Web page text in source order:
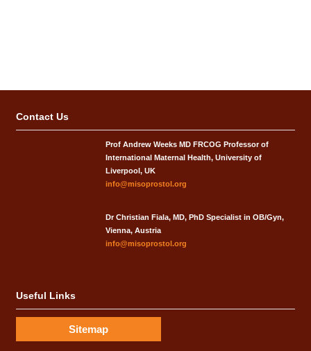
Contact Us
Prof Andrew Weeks MD FRCOG Professor of
International Maternal Health, University of
Liverpool, UK
info@misoprostol.org
Dr Christian Fiala, MD, PhD Specialist in OB/Gyn,
Vienna, Austria
info@misoprostol.org
Useful Links
Sitemap